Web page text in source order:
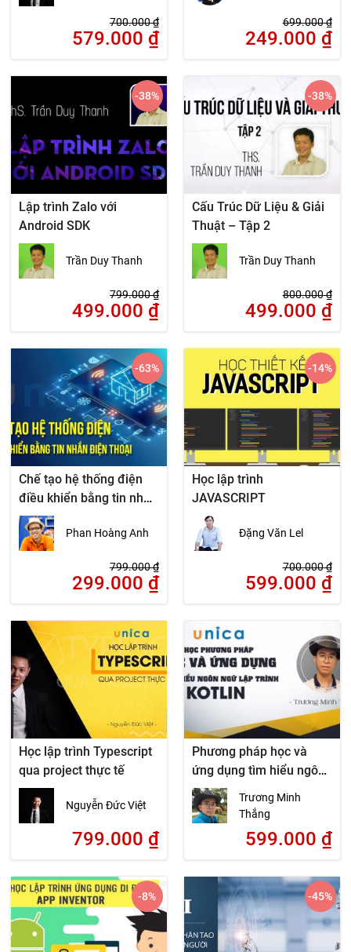
700.000₫
579.000 ₫
699.000₫
249.000 ₫
Lập trình Zalo với
Android SDK
Trần Duy Thanh
799.000₫
499.000 ₫
-38%
Cấu Trúc Dữ Liệu & Giải
Thuật – Tập 2
Trần Duy Thanh
800.000₫
499.000 ₫
-38%
Chế tạo hệ thống điện
điều khiển bằng tin nhắn
điện thoại
Phan Hoàng Anh
799.000₫
299.000 ₫
-63%
Học lập trình
JAVASCRIPT
Đặng Văn Lel
700.000₫
599.000 ₫
-14%
Học lập trình Typescript
qua project thực tế
Nguyễn Đức Việt
799.000 ₫
Phương pháp học và
ứng dụng tìm hiểu ngôn
ngữ lập trình Kotlin
Trương Minh
Thắng
599.000 ₫
-8% -45%